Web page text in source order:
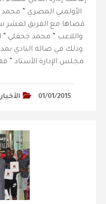
الأولمبي المصري ”
قضاها مع الفريق لعشر
واللاعب ” محمد جحفلي ”
وذلك في صالة النادي
مجلس الإدارة الأستاذ ”
01/01/2015 الأخبار